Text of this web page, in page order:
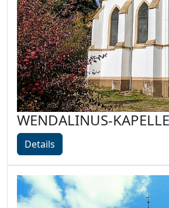
WENDALINUS-KAPELLE
Details